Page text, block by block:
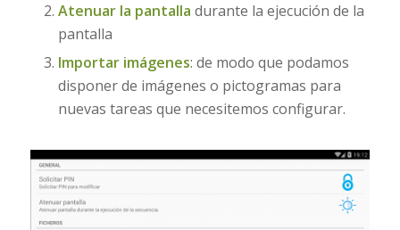
Atenuar la pantalla durante la ejecución de la
pantalla
Importar imágenes: de modo que podamos
disponer de imágenes o pictogramas para
nuevas tareas que necesitemos configurar.